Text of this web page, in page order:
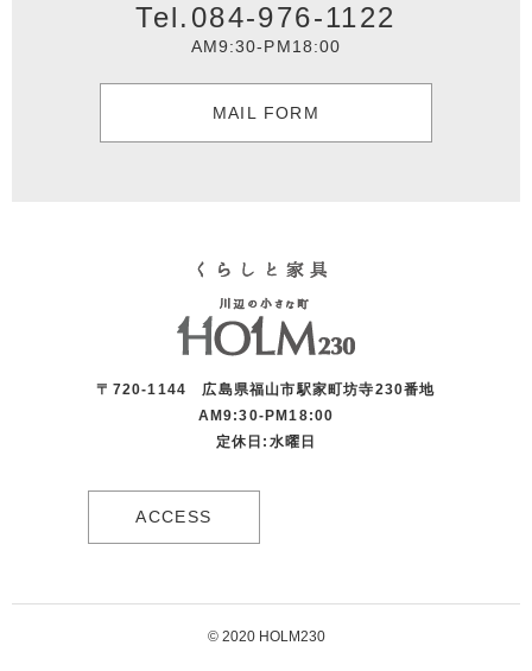
Tel.084-976-1122
AM9:30-PM18:00
MAIL FORM
〒720-1144 広島県福山市駅家町坊寺230番地
AM9:30-PM18:00
定休日:水曜日
ACCESS
© 2020 HOLM230